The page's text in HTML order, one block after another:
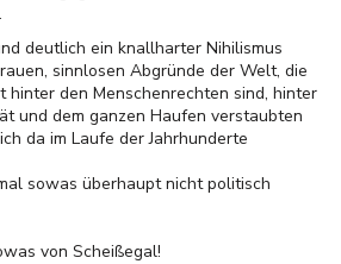
deutlich ein knallharter Nihilismus
sinnlosen Abgründe der Welt, die
hinter den Menschenrechten sind, hinter
und dem ganzen Haufen verstaubten
da im Laufe der Jahrhunderte
sowas überhaupt nicht politisch
von Scheißegal!